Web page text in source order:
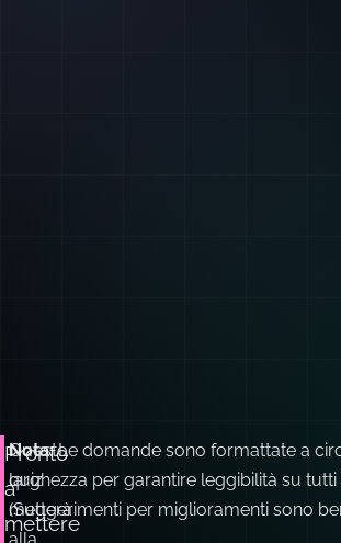
Pronto
a
mettere
Questo
quiz
metterà
Nota:Le domande sono formattate a
larghezza per garantire leggibilità su tutti
(Suggerimenti per miglioramenti sono